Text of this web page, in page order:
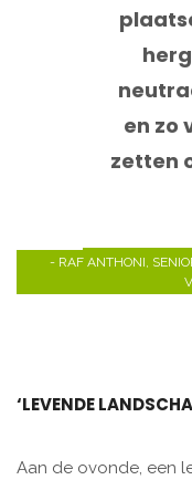
en zo
zetten
- RAF ANTHONI,
‘LEVENDE
Aan de ovonde, een